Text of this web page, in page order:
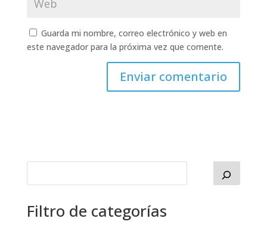
Guarda mi nombre, correo electrónico y web en
este navegador para la próxima vez que comente.
Filtro de categorías